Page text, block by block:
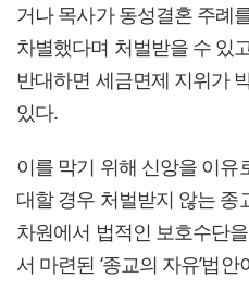
거나 목사가 동성결혼 주례
차별했다며 처벌받을 수 있
반대하면 세금면제 지위가
있다.
이를 막기 위해 신앙을 이
대할 경우 처벌받지 않는
차원에서 법적인 보호수단
서 마련된 ‘종교의 자유’법안